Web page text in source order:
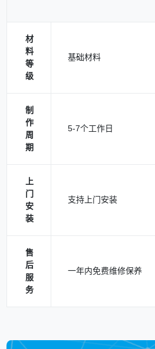
材
料
等
级
基础材料
制
作
周
期
5-7个工作日
上
门
安
装
支持上门安装
售
后
服
务
一年内免费维修保养